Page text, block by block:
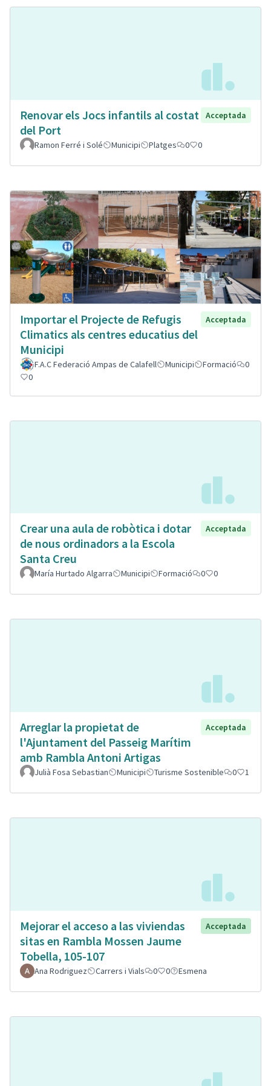
Renovar els Jocs infantils al costat
del Port
Acceptada
Ramon Ferré i Solé Municipi Platges 0 0
Importar el Projecte de Refugis
Climatics als centres educatius del
Municipi
Acceptada
F.A.C Federació Ampas de Calafell Municipi Formació
0
0
Crear una aula de robòtica i dotar
de nous ordinadors a la Escola
Santa Creu
Acceptada
María Hurtado Algarra Municipi Formació 0 0
Arreglar la propietat de
l'Ajuntament del Passeig Marítim
amb Rambla Antoni Artigas
Acceptada
Julià Fosa Sebastian Municipi Turisme Sostenible 0 1
Mejorar el acceso a las viviendas
sitas en Rambla Mossen Jaume
Tobella, 105-107
Acceptada
Ana Rodriguez Carrers i Vials 0 0 Esmena